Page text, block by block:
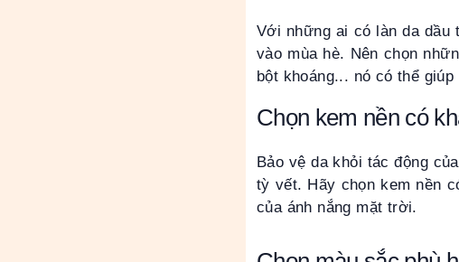
Với những ai có làn da dầu
vào mùa hè. Nên chọn
bột khoáng... nó có thể
Chọn kem nền có
Bảo vệ da khỏi tác động
tỳ vết. Hãy chọn kem nền
của ánh nắng mặt trời.